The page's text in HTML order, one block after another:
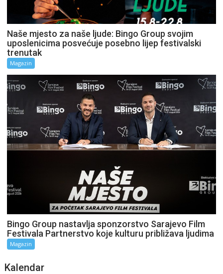
Naše mjesto za naše ljude: Bingo Group svojim
uposlenicima posvećuje posebno lijep festivalski
trenutak
Magazin
Bingo Group nastavlja sponzorstvo Sarajevo Film
Festivala Partnerstvo koje kulturu približava ljudima
Magazin
Kalendar